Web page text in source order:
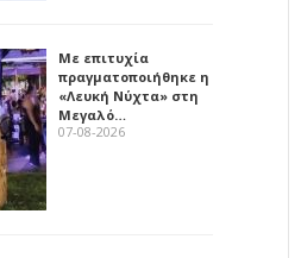
Με επιτυχία
πραγματοποιήθηκε η
«Λευκή Νύχτα» στη
Μεγαλό…
07-08-2026